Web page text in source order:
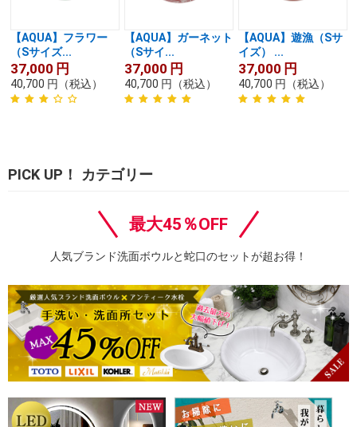
【AQUA】フラワー
（Sサイズ...
37,000 円
40,700 円 （税込）
【AQUA】ガーネット
（Sサイ...
37,000 円
40,700 円 （税込）
【AQUA】遊漁（Sサ
イズ） ...
37,000 円
40,700 円 （税込）
PICK UP！ カテゴリー
最大45％OFF
人気ブランド洗面ボウルと蛇口のセットが超お得！